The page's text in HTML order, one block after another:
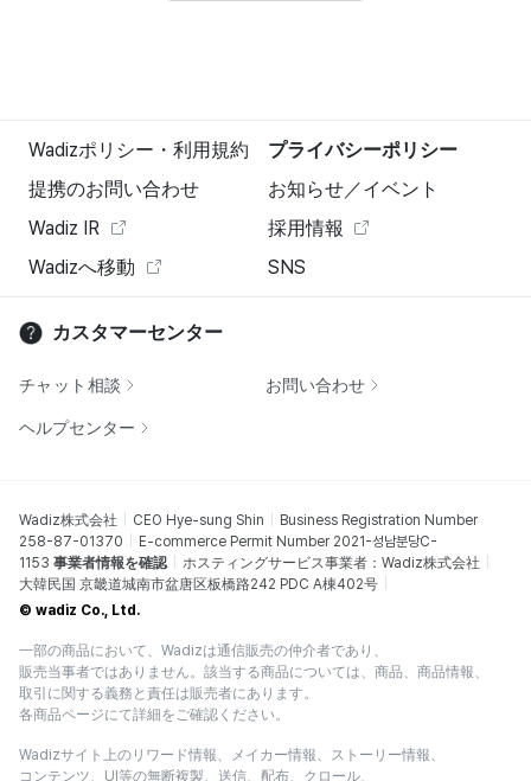
Wadizポリシー・利用規約
プライバシーポリシー
提携のお問い合わせ
お知らせ／イベント
Wadiz IR
採用情報
Wadizへ移動
SNS
カスタマーセンター
チャット相談 お問い合わせ
ヘルプセンター
Wadiz株式会社 CEO Hye-sung Shin
Business Registration Number
258-87-01370
E-commerce Permit Number 2021-성남분당C-
1153 事業者情報を確認
ホスティングサービス事業者：Wadiz株式会社
大韓民国 京畿道城南市盆唐区板橋路242 PDC A棟402号
© wadiz Co., Ltd.
一部の商品において、Wadizは通信販売の仲介者であり、
販売当事者ではありません。該当する商品については、商品、商品情報、
取引に関する義務と責任は販売者にあります。
各商品ページにて詳細をご確認ください。
Wadizサイト上のリワード情報、メイカー情報、ストーリー情報、
コンテンツ、UI等の無断複製、送信、配布、クロール、